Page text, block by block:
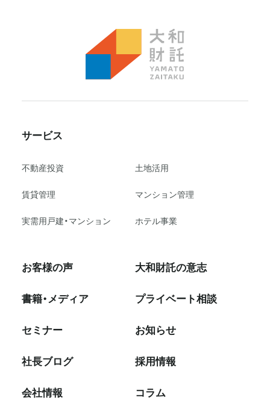
サービス
不動産投資
⼟地活⽤
賃貸管理
マンション管理
実需用戸建・マンション
ホテル事業
お客様の声
書籍・メディア
セミナー
社⻑ブログ
会社情報
大和財託の意志
プライベート相談
お知らせ
採⽤情報
コラム